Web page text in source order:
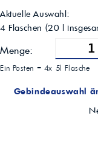
Aktuelle Auswahl:
4 Flaschen (20 l
Menge:
Ein Posten = 4x 5l Flasche
Gebindeauswahl